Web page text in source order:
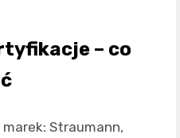
– co
Straumann,